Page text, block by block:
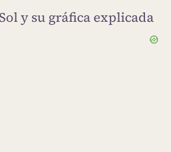
y su gráfica explicada